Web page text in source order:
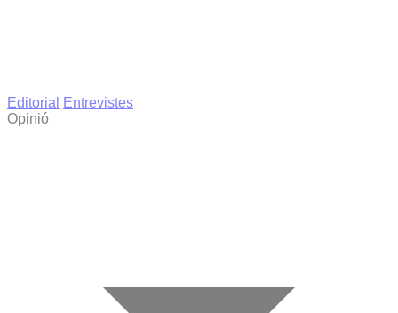
Editorial
Entrevistes
Opinió